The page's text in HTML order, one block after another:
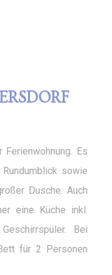
Es
sowie
Dusche. Auch
eine Küche inkl.
Bei
für 2 Personen